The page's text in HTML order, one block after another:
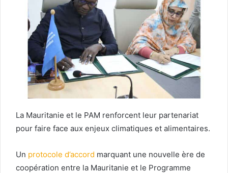
La Mauritanie et le PAM renforcent leur partenariat
pour faire face aux enjeux climatiques et alimentaires.
Un protocole d’accord marquant une nouvelle ère de
coopération entre la Mauritanie et le Programme